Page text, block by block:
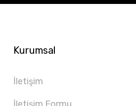
Kurumsal
İletişim